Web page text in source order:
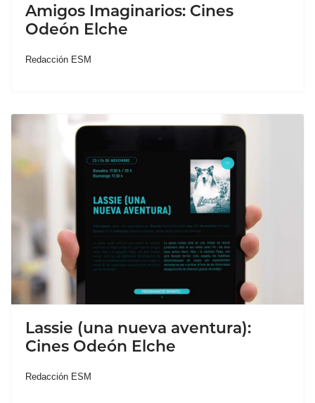
Amigos Imaginarios: Cines
Odeón Elche
Redacción ESM
Lassie (una nueva aventura):
Cines Odeón Elche
Redacción ESM